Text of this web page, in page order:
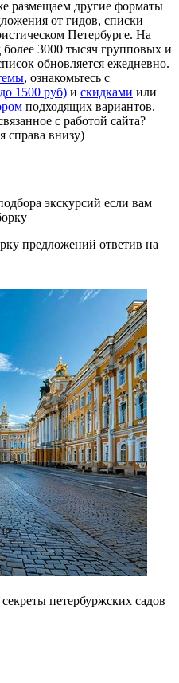
размещаем другие форматы
от гидов, списки
Петербурге. На
3000 тысяч групповых и
обновляется ежедневно.
, ознакомьтесь с
1500 руб) и скидками или
подходящих вариантов.
с работой сайта?
справа внизу)
экскурсий если вам
предложений ответив на